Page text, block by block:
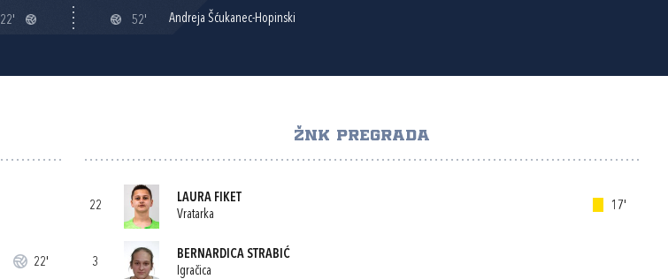
22' 52' Andreja Šćukanec-Hopinski
22'
ŽNK PREGRADA
22
LAURA FIKET
Vratarka
17'
3
BERNARDICA STRABIĆ
Igračica